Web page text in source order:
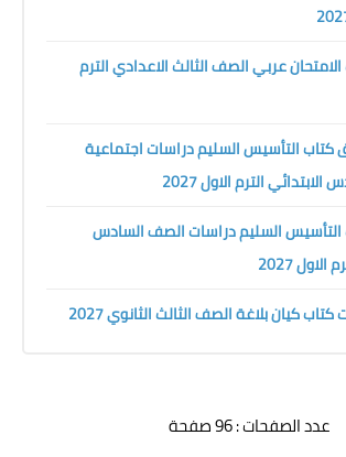
عربي الصف الثالث الاعدادي الترم
التأسيس السليم دراسات اجتماعية
الترم الاول 2027
التأسيس السليم دراسات الصف السادس
2027
كيان بلاغة الصف الثالث الثانوي 2027
عدد الصفحات : 96 صفحة